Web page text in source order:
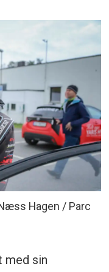
Hagen / Parc
med sin